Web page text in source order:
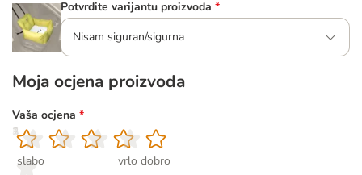
Potvrdite varijantu proizvoda *
Nisam siguran/sigurna
Moja ocjena proizvoda
Vaša ocjena *
1
slabo
2
3
4
5
vrlo dobro